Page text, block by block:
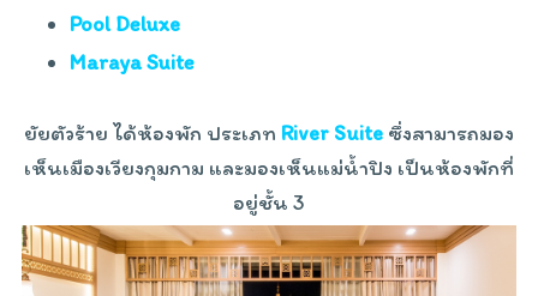
Pool Deluxe
Maraya Suite
ยัยตัวร้าย ได้ห้องพัก ประเภท River Suite ซึ่งสามารถมอง
เห็นเมืองเวียงกุมกาม และมองเห็นแม่น้ำปิง เป็นห้องพักที่
อยู่ชั้น 3